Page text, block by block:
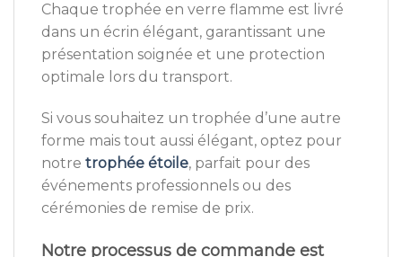
Chaque trophée en verre flamme est livré
dans un écrin élégant, garantissant une
présentation soignée et une protection
optimale lors du transport.
Si vous souhaitez un trophée d’une autre
forme mais tout aussi élégant, optez pour
notre trophée étoile, parfait pour des
événements professionnels ou des
cérémonies de remise de prix.
Notre processus de commande est